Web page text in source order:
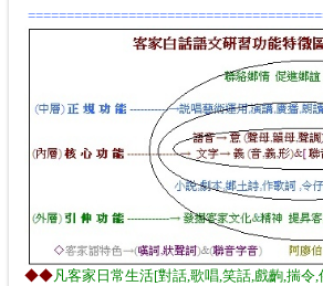
◆◆凡客家日常生活[對話,歌唱,笑話,戲齣,揣令